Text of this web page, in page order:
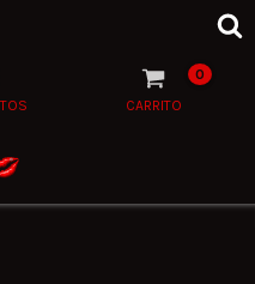
CARRITO
0